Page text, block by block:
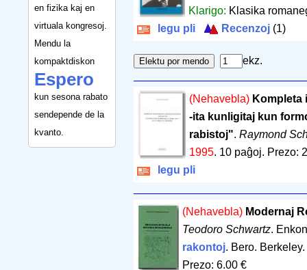
en fizika kaj en
virtuala kongresoj.
Mendu la
kompaktdiskon
Espero
kun sesona rabato
sendepende de la
kvanto.
Klarigo: Klasika
legu pli
Recenzoj (1)
ekz.
(Nehavebla) Kompleta
-ita kunligitaj kun
rabistoj". Raymond
1995. 10 paĝoj. Prezo:
legu pli
(Nehavebla) Modernaj
Teodoro Schwartz.
rakontoj. Bero. Berkeley.
Prezo: 6.00 €